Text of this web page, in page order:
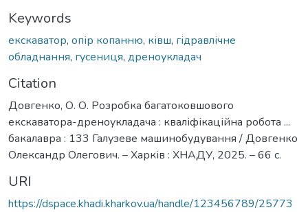
Keywords
екскаватор, опір копанню, ківш, гідравлічне
обладнання, гусениця, дреноукладач
Citation
Довгенко, О. О. Розробка багатоковшового
екскаватора-дреноукладача : кваліфікаційна робота ...
бакалавра : 133 Галузеве машинобудування / Довгенко
Олександр Олегович. – Харків : ХНАДУ, 2025. – 66 с.
URI
https://dspace.khadi.kharkov.ua/handle/123456789/25773